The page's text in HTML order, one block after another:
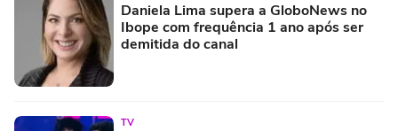
Daniela Lima supera a GloboNews no
Ibope com frequência 1 ano após ser
demitida do canal
TV